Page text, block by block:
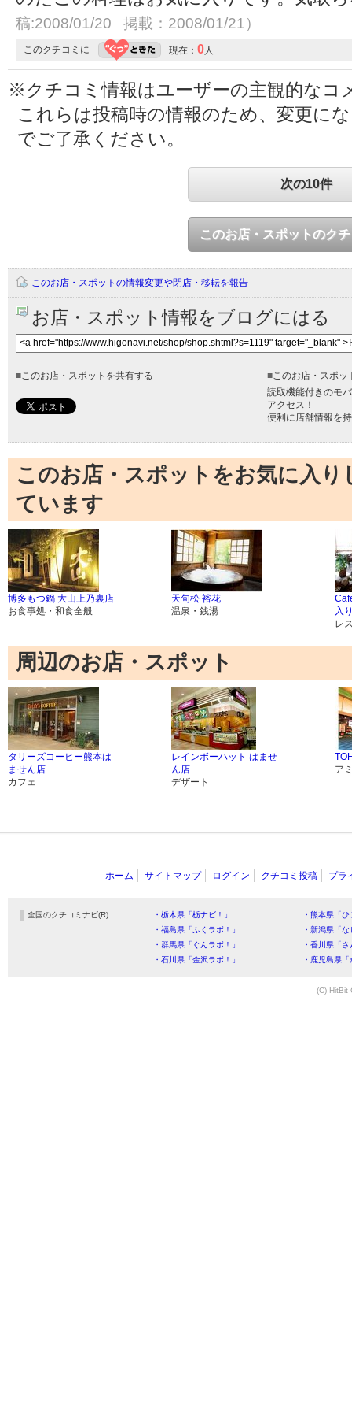
稿:2008/01/20 掲載：2008/01/21）
このクチコミに 現在： 0 人
※クチコミ情報はユーザーの主観的なコ
これらは投稿時の情報のため、変更に
でご了承ください。
次の10件
このお店・スポットのク
このお店・スポットの情報変更や閉店・移転を報告
お店・スポット情報をブログにはる
■ このお店・スポットを共有する ■ このお店・スポ
読取機能付きのモ
アクセス！
便利に店舗情報を
このお店・スポットをお気に入
ています
博多もつ鍋 大山上乃裏店
お食事処・和食全般
天句松 裕花
温泉・銭湯
入
レ
周辺のお店・スポット
タリーズコーヒー熊本は
ません店
カフェ
レインボーハット はませ
ん店
デザート
ア
ホーム サイトマップ ログイン クチコミ投稿 プラ
全国のクチコミナビ(R) ・栃木県「栃ナビ！」
・熊本県「
・福島県「ふくラボ！」
・新潟県「
・群馬県「ぐんラボ！」
・香川県「
・石川県「金沢ラボ！」
・鹿児島県
(C) HitBit